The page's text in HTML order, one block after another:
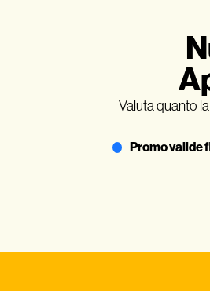
Valuta quanto
Promo valide